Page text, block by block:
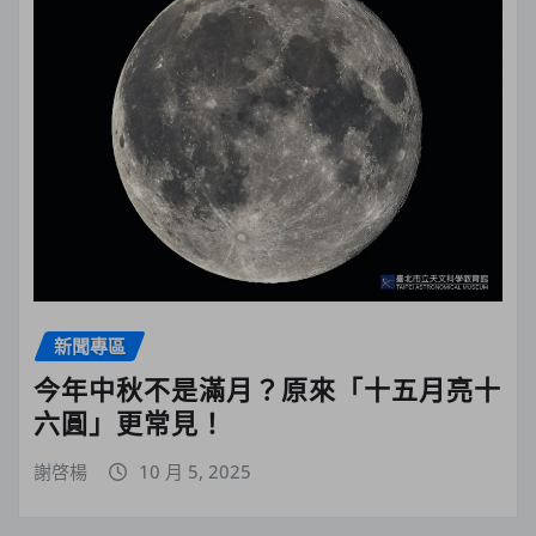
新聞專區
今年中秋不是滿月？原來「十五月亮十
六圓」更常見！
謝啓楊 10 月 5, 2025